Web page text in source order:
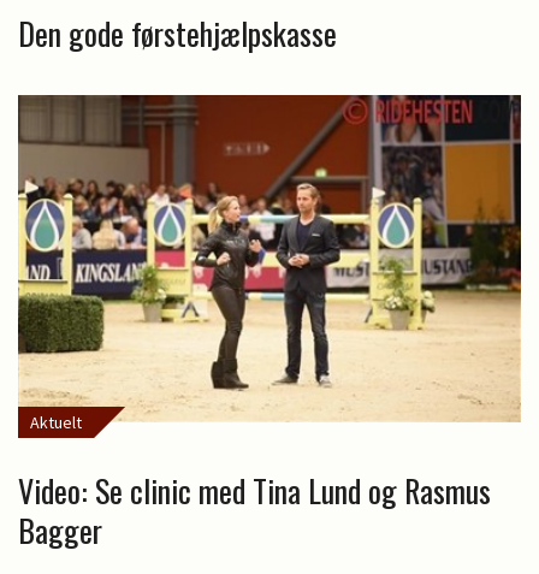
Den gode førstehjælpskasse
Aktuelt
Video: Se clinic med Tina Lund og Rasmus
Bagger